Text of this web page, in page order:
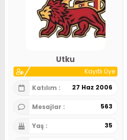
Utku
Kayıtlı Üye
Katılım
27 Haz 2006
Mesajlar 563
Yaş 35